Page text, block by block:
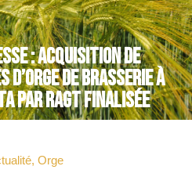
: Acquisition de
d’orge de brasserie à
par RAGT finalisée
,Orge